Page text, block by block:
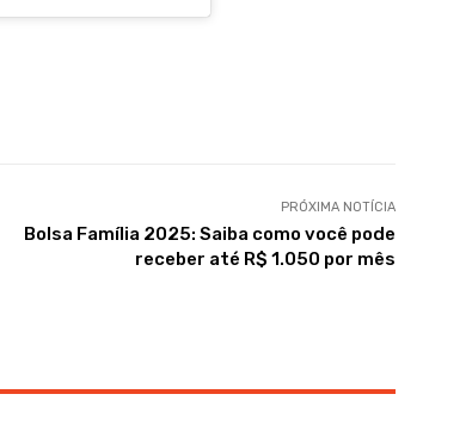
PRÓXIMA NOTÍCIA
Bolsa Família 2025: Saiba como você pode
receber até R$ 1.050 por mês